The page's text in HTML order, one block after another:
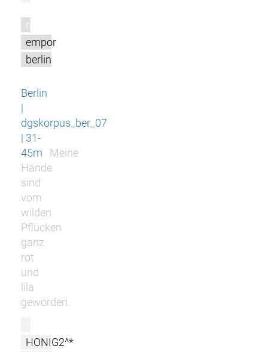
m
empor
berlin
Berlin
|
dgskorpus_ber_07
| 31-
45m
Meine
Hände
sind
vom
wilden
Pflücken
ganz
rot
und
lila
geworden.
HONIG2^*